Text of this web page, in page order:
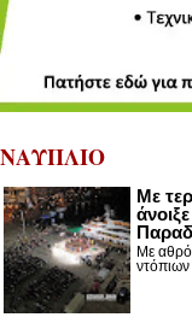
ΝΑΥΠΛΙΟ
Με
Με
ντόπιων